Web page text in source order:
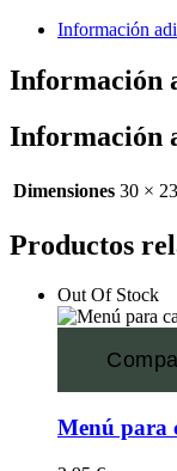
Información
Información
Información
Dimensiones 30 ×
Productos
Out Of Stock
Menú para